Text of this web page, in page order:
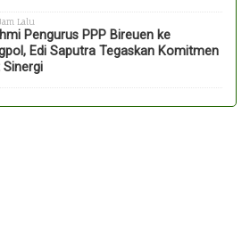
Lalu
Pengurus PPP Bireuen ke
Edi Saputra Tegaskan Komitmen
Sinergi